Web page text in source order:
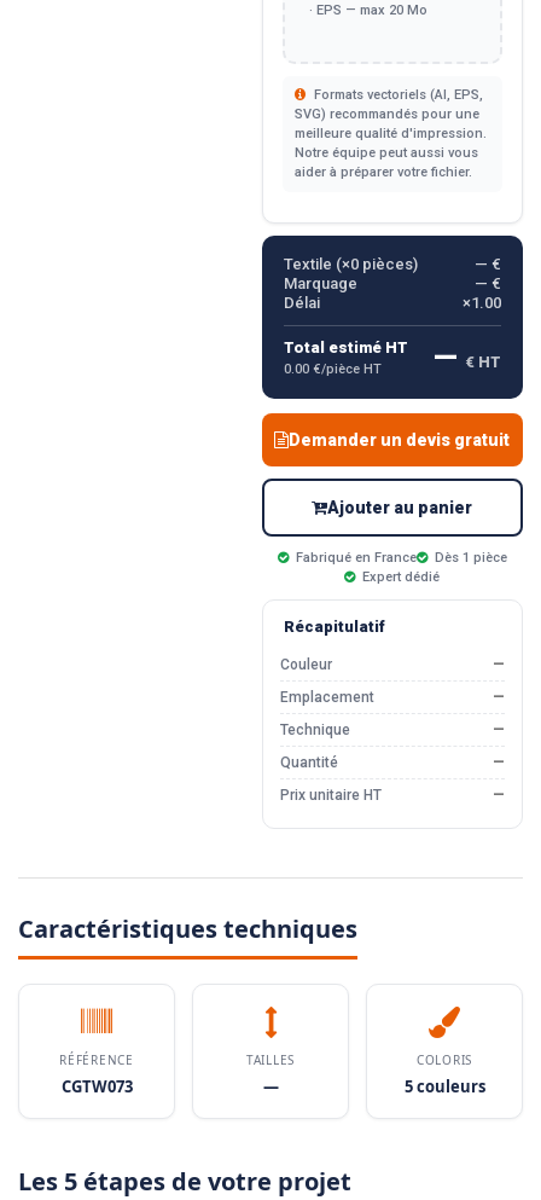
· EPS — max 20 Mo
Formats vectoriels (AI, EPS,
SVG) recommandés pour une
meilleure qualité d'impression.
Notre équipe peut aussi vous
aider à préparer votre fichier.
Textile (×0pièces)
— €
Marquage
— €
Délai
×1.00
Total estimé HT
0.00 €/pièce HT — € HT
Demander un devis gratuit
Ajouter au panier
Fabriqué en France
Dès 1 pièce
Expert dédié
Récapitulatif
Couleur
—
Emplacement
—
Technique
—
Quantité
—
Prix unitaire HT
—
Caractéristiques techniques
RÉFÉRENCE
CGTW073
TAILLES
—
COLORIS
5 couleurs
Les 5 étapes de votre projet